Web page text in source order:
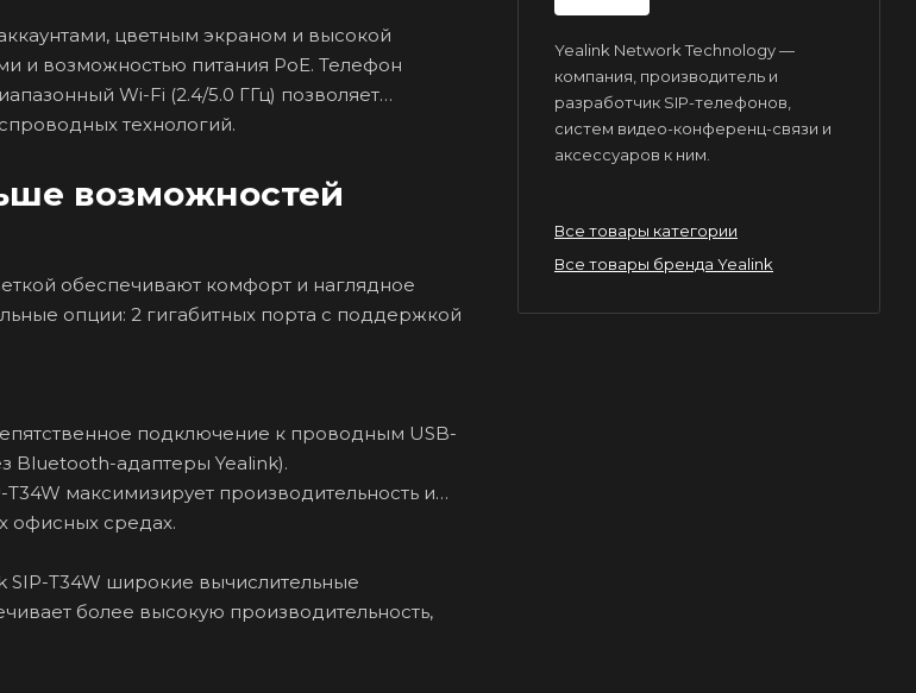
цветным экраном и высокой
и возможностью питания PoE. Телефон
Wi-Fi (2.4/5.0 ГГц) позволяет
технологий.
возможностей
обеспечивают комфорт и наглядное
опции: 2 гигабитных порта с поддержкой
подключение к проводным USB-
Bluetooth-адаптеры Yealink).
максимизирует производительность и
офисных средах.
T34W широкие вычислительные
более высокую производительность,
Yealink Network Technology —
компания, производитель и
разработчик SIP-телефонов,
систем видео-конференц-связи и
аксессуаров к ним.
Все товары категории
Все товары бренда Yealink